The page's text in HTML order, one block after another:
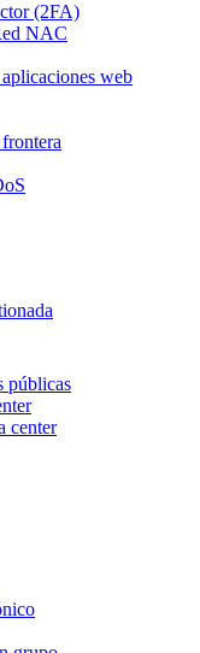
(2FA)
NAC
web
públicas
center